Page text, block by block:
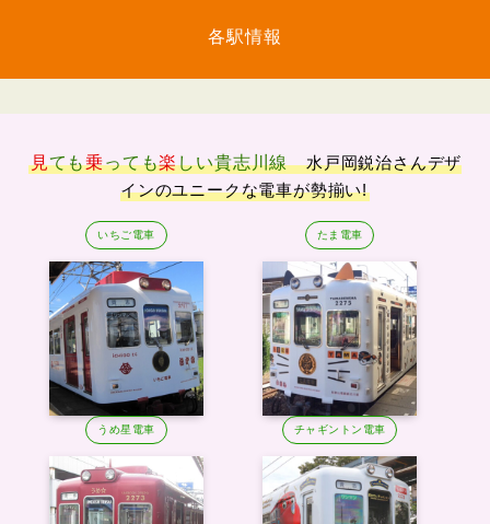
各駅情報
見ても乗っても楽しい貴志川線
水戸岡鋭治さんデザ
インのユニークな電車が勢揃い!
いちご電車 たま電車
うめ星電車 チャギントン電車